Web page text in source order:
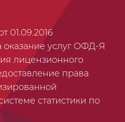
01.09.2016
оказание услуг ОФД-Я
лицензионного
права
статистики по